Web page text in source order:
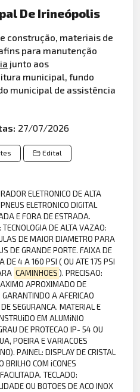
De Irineópolis
construção, materiais de
para manutenção
junto aos
municipal, fundo
municipal de assistência
27/07/2026
Edital
ELETRONICO DE ALTA
ELETRONICO DIGITAL
E FORA DE ESTRADA.
DE ALTA VAZAO:
DE MAIOR DIAMETRO PARA
DE GRANDE PORTE. FAIXA DE
DE 4 A 160 PSI ( OU ATE 175 PSI
CAMINHOES). PRECISAO:
APROXIMADO DE
A AFERICAO
SEGURANCA. MATERIAL E
EM ALUMiNIO
DE PROTECAO IP- 54 OU
POEIRA E VARIACOES
PAINEL: DISPLAY DE CRISTAL
BRILHO COM iCONES
TECLADO:
OU BOTOES DE ACO INOX